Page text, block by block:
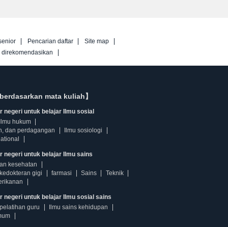
Pencarian daftar
Site map
mata kuliah】
negeri untuk belajar Ilmu sosial
hukum
dan perdagangan
Ilmu sosiologi
negeri untuk belajar Ilmu sains
kesehatan
gigi
farmasi Sains
Teknik
negeri untuk belajar Ilmu sosial sains
guru
Ilmu sains kehidupan